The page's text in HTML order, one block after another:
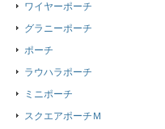
ワイヤーポーチ
グラニーポーチ
ポーチ
ラウハラポーチ
ミニポーチ
スクエアポーチＭ